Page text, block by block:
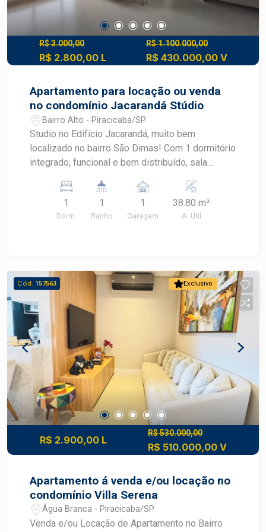
R$ 3.000,00
R$ 2.800,00 L
R$ 1.100.000,00
R$ 430.000,00 V
Apartamento para locação ou venda
no condomínio Jacarandá Stúdio
Bairro Alto - Piracicaba/SP
Studio no Edifício Jacarandá, muito bem
localizado no bairro São Dimas! Com 1 dormitório
integrado, funcional e bem distribuído, sala
armários,1 banheiro, área de serviço, armários
planejados e 01 vaga de garagem. Com
possibilidade de mobiliar! Agende sua visita com
1
Dorm.
1
Banho
1
Garagem
38.80 m²
A. Útil
Exclusivo
Cód. 157563
R$ 2.900,00 L
R$ 530.000,00
R$ 510.000,00 V
Apartamento á venda e/ou locação no
condomínio Villa Serena
Água Branca - Piracicaba/SP
Venda e/ou Locação de Apartamento no Bairro